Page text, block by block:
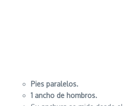
Pies paralelos.
1 ancho de hombros.